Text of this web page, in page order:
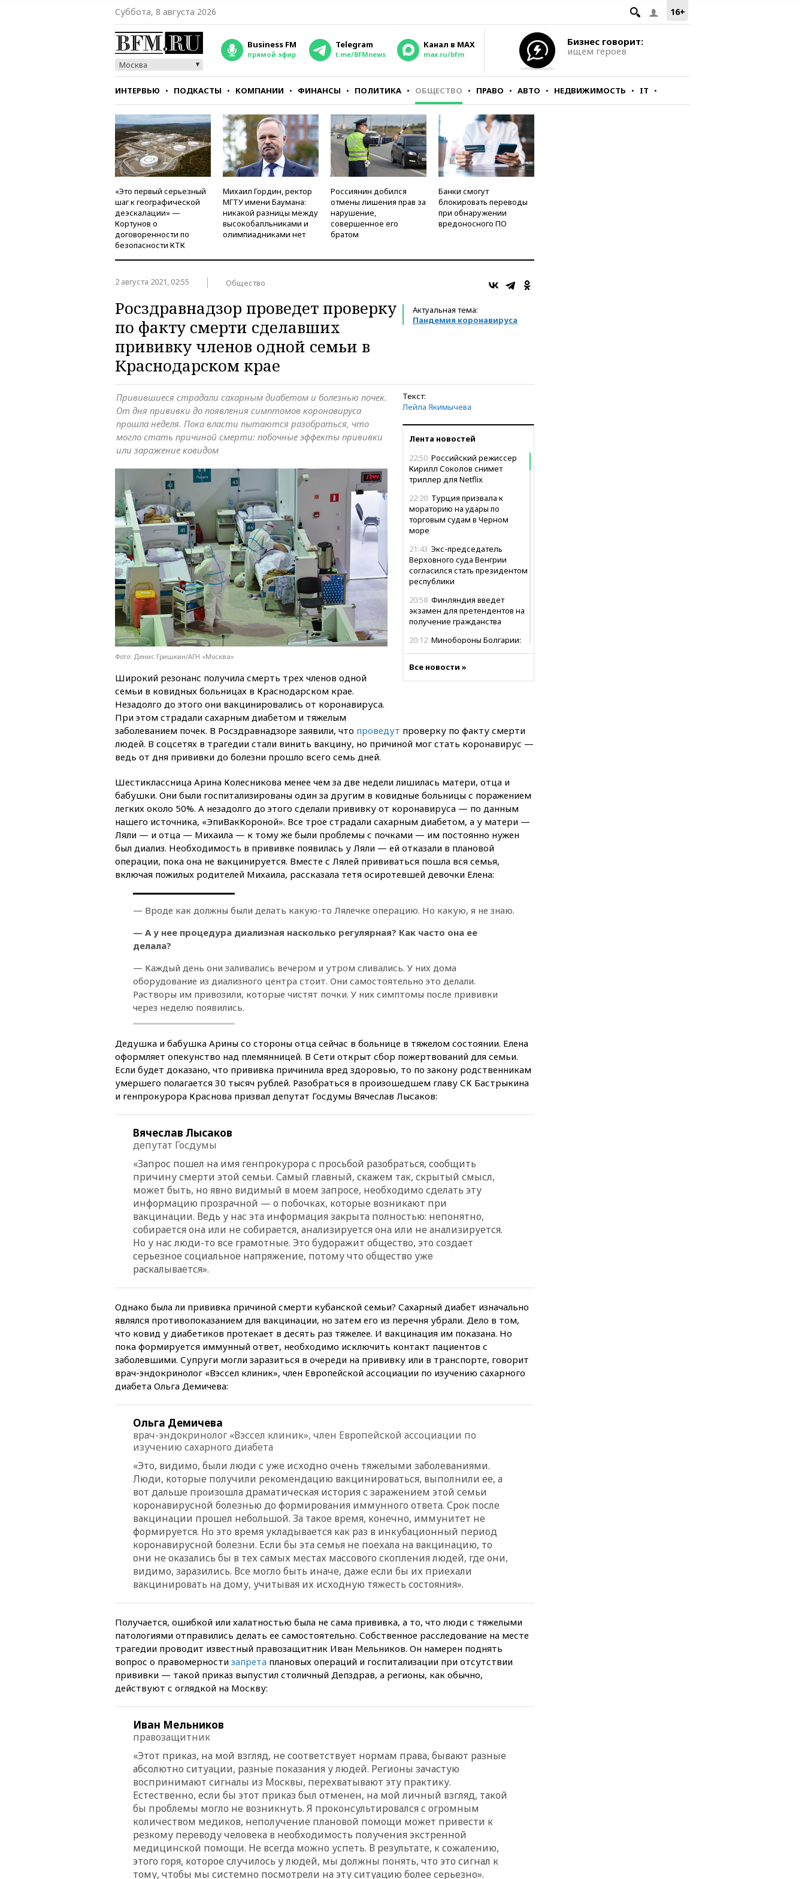
16+
Суббота, 8 августа 2026
Москва
Business FM
прямой эфир
Telegram
t.me/BFMnews
Канал в MAX
max.ru/bfm
Бизнес говорит:
ищем героев
ИНТЕРВЬЮ ПОДКАСТЫ КОМПАНИИ ФИНАНСЫ ПОЛИТИКА ОБЩЕСТВО ПРАВО АВТО НЕДВИЖИМОСТЬ IT
СТИЛЬ ТЕСТЫ
«Это первый серьезный
шаг к географической
деэскалации» —
Кортунов о
договоренности по
безопасности КТК
Михаил Гордин, ректор
МГТУ имени Баумана:
никакой разницы между
высокобалльниками и
олимпиадниками нет
Россиянин добился
отмены лишения прав за
нарушение,
совершенное его
братом
Банки смогут
блокировать переводы
при обнаружении
вредоносного ПО
2 августа 2021, 02:55 Общество
Актуальная тема:
Пандемия коронавируса
Росздравнадзор проведет проверку
по факту смерти сделавших
прививку членов одной семьи в
Краснодарском крае
Текст:
Лейла Якимычева
Лента новостей
22:50 Российский режиссер
Кирилл Соколов снимет
триллер для Netflix
22:20 Турция призвала к
мораторию на удары по
торговым судам в Черном
море
21:43 Экс-председатель
Верховного суда Венгрии
согласился стать президентом
республики
20:58 Финляндия введет
экзамен для претендентов на
получение гражданства
20:12 Минобороны Болгарии:
был украинским
18:56 «Газпром»: объем газа в
европейских подземных
хранилищах достиг
18:25ТАСС: Уиткофф и
Кушнер могут вскоре посетить
Москву и Киев
17:43«Тиса» выдвинула экс-
председателя Верховного
суда на пост президента
Венгрии
16:50 Politico: «Газовая
16:16Беспилотник взорвался
Болгарии
Белгородской области погиб
мирный житель
14:54В Аргентине умер отец
Генпрокурором США
стал Тодд Бланш
13:37 Пляжи Геленджика
закрыты из-за опасности БПЛА
НПЗ, вызванное атакой БПЛА,
11:47Суд оставил под
арестом Rolls-Royce блогера
Лерчек
11:07 При столкновении
катера и лодки под Самарой
погибли два человека
за утро 85 БПЛА над
территорией РФ
09:25
загорелся после падения
обломков дрона
Собянин сообщил о
подлете к Москве
400 БПЛА над российскими
регионами
08:16
белорусов покупать избы в
селах
07:30 Нигерия стала
крупнейшим поставщиком
авиатоплива в Европу
06:30США и Колумбия
обсуждают координацию
усилий против наркотрафика
05:30ВМС Испании усилили
миграционного кризиса
03:30В Минстрое сравнили
качество жилья в Нью-Йорке и
России
02:30 Трамп попросил
отпустить его с круглого стола
00:30 FT: ЕС не готов принять в
блок Украину из-за уровня
коррупции
вчера, 23:35 Лукашенко
объяснил экономическую
выгоду безвизового режима с
ЕС
вчера, 22:59На башню
ресторана «Армения» в
Москве вернут утраченную
скульптуру балерины
Все новости »
Привившиеся страдали сахарным диабетом и болезнью почек.
От дня прививки до появления симптомов коронавируса
прошла неделя. Пока власти пытаются разобраться, что
могло стать причиной смерти: побочные эффекты прививки
или заражение ковидом
Фото: Денис Гришкин/АГН «Москва»
Широкий резонанс получила смерть трех членов одной
семьи в ковидных больницах в Краснодарском крае.
Незадолго до этого они вакцинировались от коронавируса.
При этом страдали сахарным диабетом и тяжелым
заболеванием почек. В Росздравнадзоре заявили, что проведут проверку по факту смерти
людей. В соцсетях в трагедии стали винить вакцину, но причиной мог стать коронавирус —
ведь от дня прививки до болезни прошло всего семь дней.
Шестиклассница Арина Колесникова менее чем за две недели лишилась матери, отца и
бабушки. Они были госпитализированы один за другим в ковидные больницы с поражением
легких около 50%. А незадолго до этого сделали прививку от коронавируса — по данным
нашего источника, «ЭпиВакКороной». Все трое страдали сахарным диабетом, а у матери —
Ляли — и отца — Михаила — к тому же были проблемы с почками — им постоянно нужен
был диализ. Необходимость в прививке появилась у Ляли — ей отказали в плановой
операции, пока она не вакцинируется. Вместе с Лялей прививаться пошла вся семья,
включая пожилых родителей Михаила, рассказала тетя осиротевшей девочки Елена:
— Вроде как должны были делать какую-то Лялечке операцию. Но какую, я не знаю.
— А у нее процедура диализная насколько регулярная? Как часто она ее
делала?
— Каждый день они заливались вечером и утром сливались. У них дома
оборудование из диализного центра стоит. Они самостоятельно это делали.
Растворы им привозили, которые чистят почки. У них симптомы после прививки
через неделю появились.
Дедушка и бабушка Арины со стороны отца сейчас в больнице в тяжелом состоянии. Елена
оформляет опекунство над племянницей. В Сети открыт сбор пожертвований для семьи.
Если будет доказано, что прививка причинила вред здоровью, то по закону родственникам
умершего полагается 30 тысяч рублей. Разобраться в произошедшем главу СК Бастрыкина
и генпрокурора Краснова призвал депутат Госдумы Вячеслав Лысаков:
Вячеслав Лысаков
депутат Госдумы
«Запрос пошел на имя генпрокурора с просьбой разобраться, сообщить
причину смерти этой семьи. Самый главный, скажем так, скрытый смысл,
может быть, но явно видимый в моем запросе, необходимо сделать эту
информацию прозрачной — о побочках, которые возникают при
вакцинации. Ведь у нас эта информация закрыта полностью: непонятно,
собирается она или не собирается, анализируется она или не анализируется.
Но у нас люди-то все грамотные. Это будоражит общество, это создает
серьезное социальное напряжение, потому что общество уже
раскалывается».
Однако была ли прививка причиной смерти кубанской семьи? Сахарный диабет изначально
являлся противопоказанием для вакцинации, но затем его из перечня убрали. Дело в том,
что ковид у диабетиков протекает в десять раз тяжелее. И вакцинация им показана. Но
пока формируется иммунный ответ, необходимо исключить контакт пациентов с
заболевшими. Супруги могли заразиться в очереди на прививку или в транспорте, говорит
врач-эндокринолог «Вэссел клиник», член Европейской ассоциации по изучению сахарного
диабета Ольга Демичева:
Ольга Демичева
врач-эндокринолог «Вэссел клиник», член Европейской ассоциации по
изучению сахарного диабета
«Это, видимо, были люди с уже исходно очень тяжелыми заболеваниями.
Люди, которые получили рекомендацию вакцинироваться, выполнили ее, а
вот дальше произошла драматическая история с заражением этой семьи
коронавирусной болезнью до формирования иммунного ответа. Срок после
вакцинации прошел небольшой. За такое время, конечно, иммунитет не
формируется. Но это время укладывается как раз в инкубационный период
коронавирусной болезни. Если бы эта семья не поехала на вакцинацию, то
они не оказались бы в тех самых местах массового скопления людей, где они,
видимо, заразились. Все могло быть иначе, даже если бы их приехали
вакцинировать на дому, учитывая их исходную тяжесть состояния».
Получается, ошибкой или халатностью была не сама прививка, а то, что люди с тяжелыми
патологиями отправились делать ее самостоятельно. Собственное расследование на месте
трагедии проводит известный правозащитник Иван Мельников. Он намерен поднять
вопрос о правомерности запрета плановых операций и госпитализации при отсутствии
прививки — такой приказ выпустил столичный Депздрав, а регионы, как обычно,
действуют с оглядкой на Москву:
Иван Мельников
правозащитник
«Этот приказ, на мой взгляд, не соответствует нормам права, бывают разные
абсолютно ситуации, разные показания у людей. Регионы зачастую
воспринимают сигналы из Москвы, перехватывают эту практику.
Естественно, если бы этот приказ был отменен, на мой личный взгляд, такой
бы проблемы могло не возникнуть. Я проконсультировался с огромным
количеством медиков, неполучение плановой помощи может привести к
резкому переводу человека в необходимость получения экстренной
медицинской помощи. Не всегда можно успеть. В результате, к сожалению,
этого горя, которое случилось у людей, мы должны понять, что это сигнал к
тому, чтобы мы системно посмотрели на эту ситуацию более серьезно».